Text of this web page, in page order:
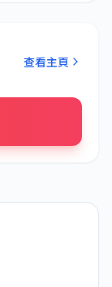
查看主頁